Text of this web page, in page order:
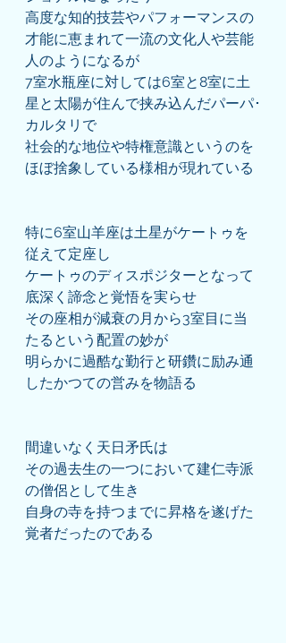
高度な知的技芸やパフォーマンスの
才能に恵まれて一流の文化人や芸能
人のようになるが
7室水瓶座に対しては6室と8室に土
星と太陽が住んで挟み込んだパーパ･
カルタリで
社会的な地位や特権意識というのを
ほぼ捨象している様相が現れている
特に6室山羊座は土星がケートゥを
従えて定座し
ケートゥのディスポジターとなって
底深く諦念と覚悟を実らせ
その座相が減衰の月から3室目に当
たるという配置の妙が
明らかに過酷な勤行と研鑽に励み通
したかつての営みを物語る
間違いなく天日矛氏は
その過去生の一つにおいて建仁寺派
の僧侶として生き
自身の寺を持つまでに昇格を遂げた
覚者だったのである